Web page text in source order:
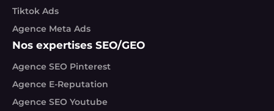
Tiktok Ads
Agence Meta Ads
Nos expertises SEO/GEO
Agence SEO Pinterest
Agence E-Reputation
Agence SEO Youtube